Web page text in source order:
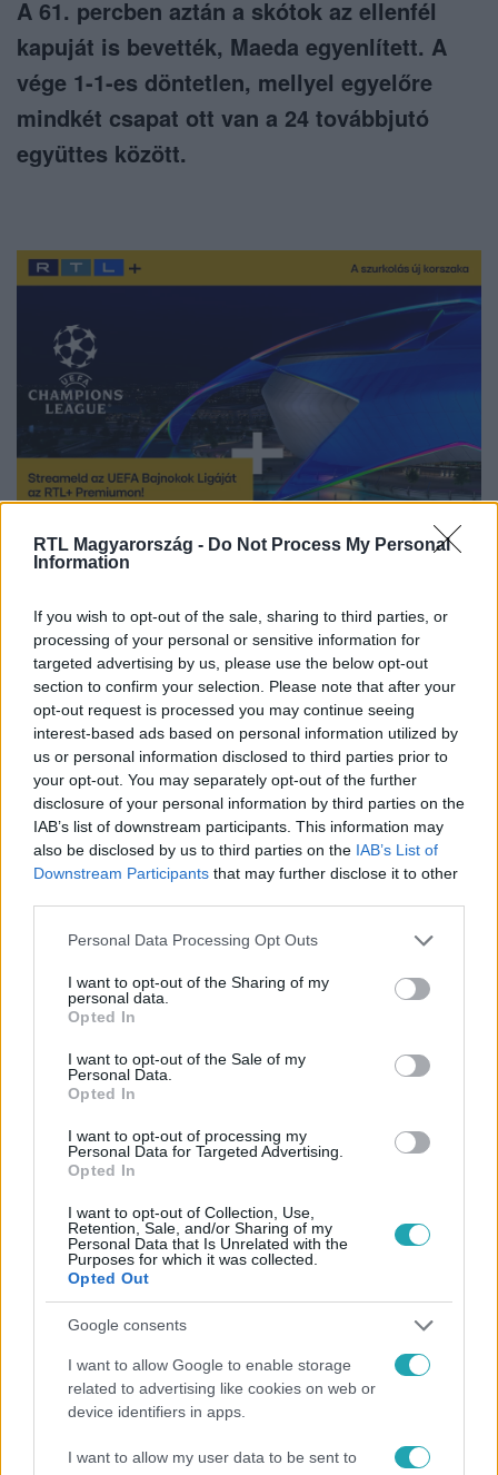
RTL Magyarország - Do Not Process My Personal
Information
If you wish to opt-out of the sale, sharing to third parties, or
processing of your personal or sensitive information for
targeted advertising by us, please use the below opt-out
section to confirm your selection. Please note that after your
opt-out request is processed you may continue seeing
interest-based ads based on personal information utilized by
us or personal information disclosed to third parties prior to
your opt-out. You may separately opt-out of the further
disclosure of your personal information by third parties on the
IAB’s list of downstream participants. This information may
also be disclosed by us to third parties on the IAB’s List of
Downstream Participants that may further disclose it to other
Please note that this website/app uses one or more Google
not limited to your visit or usage behaviour. You may click to
grant or deny consent to Google and its third-party tags to
use your data for below specified purposes in below Google
consent section.
Personal Data Processing Opt Outs
I want to opt-out of the Sharing of my
personal data.
Opted In
I want to opt-out of the Sale of my
Personal Data.
Opted In
I want to opt-out of processing my
Personal Data for Targeted Advertising.
Opted In
I want to opt-out of Collection, Use,
Retention, Sale, and/or Sharing of my
Personal Data that Is Unrelated with the
Purposes for which it was collected.
Opted Out
Google consents
I want to allow Google to enable storage
related to advertising like cookies on web or
device identifiers in apps.
I want to allow my user data to be sent to
A 61. percben aztán a skótok az ellenfél
kapuját is bevették, Maeda egyenlített. A
vége 1-1-es döntetlen, mellyel egyelőre
mindkét csapat ott van a 24 továbbjutó
együttes között.
Kattints és streameld az 2025/2026-os UEFA Bajnokok Ligája,
Európa Liga és Konferencia Liga szezon mérkőzéseit
Itt állítsd be, hogy az RTL.hu az elsők között
legyen a Google-találatokban!
Kövess minket, és értesülj a friss hírekről a
#SPORT #ÖSSZEFOGLALÓ FOCI
FUTBALL # LABDARÚGÁS